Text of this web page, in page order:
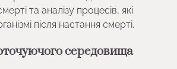
та аналізу процесів, які
після настання смерті.
середовища